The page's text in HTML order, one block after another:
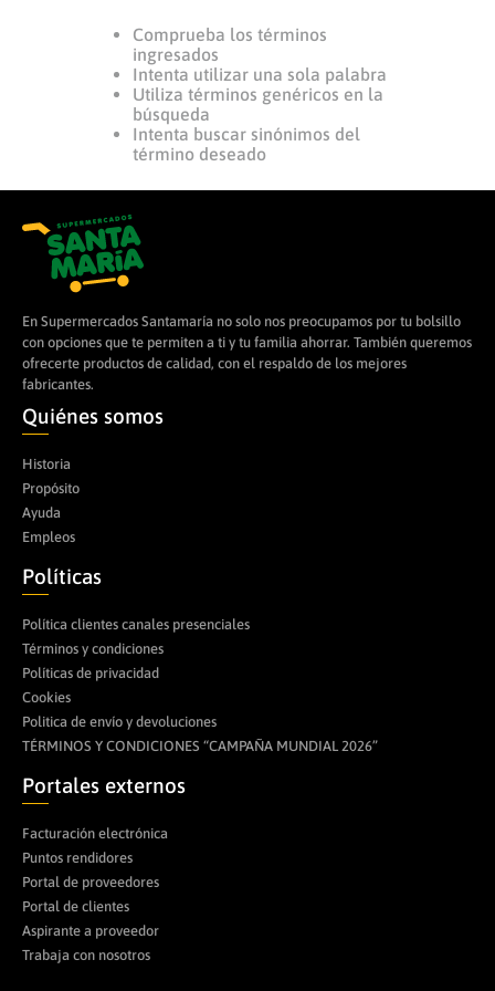
Comprueba los términos
ingresados
Intenta utilizar una sola palabra
Utiliza términos genéricos en la
búsqueda
Intenta buscar sinónimos del
término deseado
En Supermercados Santamaría no solo nos preocupamos por tu bolsillo
con opciones que te permiten a ti y tu familia ahorrar. También queremos
ofrecerte productos de calidad, con el respaldo de los mejores
fabricantes.
Quiénes somos
Historia
Propósito
Ayuda
Empleos
Políticas
Política clientes canales presenciales
Términos y condiciones
Políticas de privacidad
Cookies
Politica de envío y devoluciones
TÉRMINOS Y CONDICIONES “CAMPAÑA MUNDIAL 2026”
Portales externos
Facturación electrónica
Puntos rendidores
Portal de proveedores
Portal de clientes
Aspirante a proveedor
Trabaja con nosotros